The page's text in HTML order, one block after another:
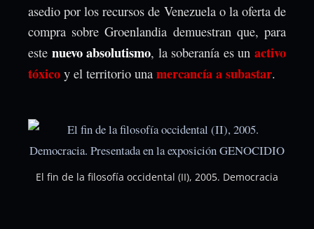
asedio por los recursos de Venezuela o la oferta de
compra sobre Groenlandia demuestran que, para
este nuevo absolutismo, la soberanía es unactivo
tóxico y el territorio una mercancía a subastar.
El fin de la filosofía occidental (II), 2005. Democracia